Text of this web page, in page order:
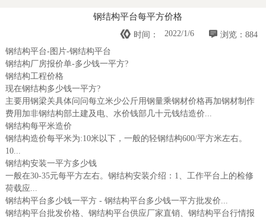
钢结构平台每平方价格
 浏览：884
 时间：
2022/1/6
钢结构平台-图片-钢结构平台
钢结构厂房报价单-多少钱一平方?
钢结构工程价格
现在钢结构多少钱一平方?
主要用钢梁关具体问问每立米少公斤用钢量乘钢材价格再加钢材制作
费用加非钢结构部土建及电、水价钱部几十元钱结造价...
钢结构每平米造价
钢结构造价每平米为:10米以下，一般的轻钢结构600/平方米左右。
10...
钢结构安装一平方多少钱
一般在30-35元每平方左右。钢结构安装介绍：1、工作平台上的检修
荷载应...
钢结构平台多少钱一平方 - 钢结构平台多少钱一平方批发价...
钢结构平台批发价格、钢结构平台供应厂家直销、钢结构平台行情报